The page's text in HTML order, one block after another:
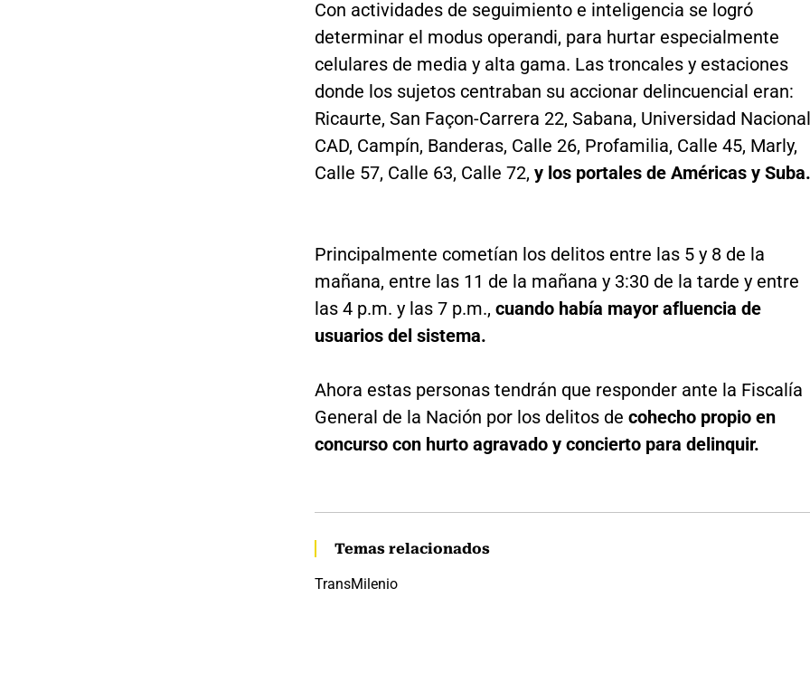
Con actividades de seguimiento e inteligencia se logró
determinar el modus operandi, para hurtar especialmente
celulares de media y alta gama. Las troncales y estaciones
donde los sujetos centraban su accionar delincuencial eran:
Ricaurte, San Façon-Carrera 22, Sabana, Universidad
CAD, Campín, Banderas, Calle 26, Profamilia, Calle 45, Marly,
Calle 57, Calle 63, Calle 72, y los portales de Américas y Suba.
Principalmente cometían los delitos entre las 5 y 8 de la
mañana, entre las 11 de la mañana y 3:30 de la tarde y entre
las 4 p.m. y las 7 p.m., cuando había mayor afluencia de
usuarios del sistema.
Ahora estas personas tendrán que responder ante la Fiscalía
General de la Nación por los delitos de cohecho propio en
concurso con hurto agravado y concierto para delinquir.
Temas relacionados
TransMilenio